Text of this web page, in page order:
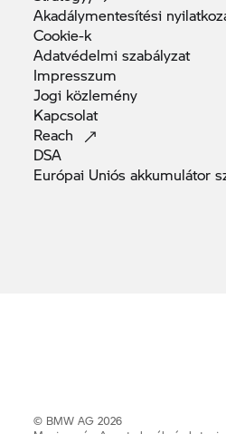
Akadálymentesítési
Cookie-k
Adatvédelmiszabályzat
Impresszum
Jogi közlemény
Kapcsolat
Reach
DSA
Európai Uniós akkumulátor
© BMW AG 2026